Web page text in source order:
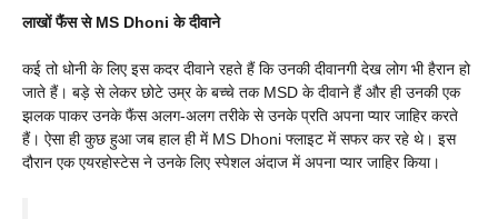
लाखों फैंस से MS Dhoni के दीवाने
कई तो धोनी के लिए इस कदर दीवाने रहते हैं कि उनकी दीवानगी देख लोग भी हैरान हो
जाते हैं। बड़े से लेकर छोटे उम्र के बच्चे तक MSD के दीवाने हैं और ही उनकी एक
झलक पाकर उनके फैंस अलग-अलग तरीके से उनके प्रति अपना प्यार जाहिर करते
हैं। ऐसा ही कुछ हुआ जब हाल ही में MS Dhoni फ्लाइट में सफर कर रहे थे। इस
दौरान एक एयरहोस्टेस ने उनके लिए स्पेशल अंदाज में अपना प्यार जाहिर किया।